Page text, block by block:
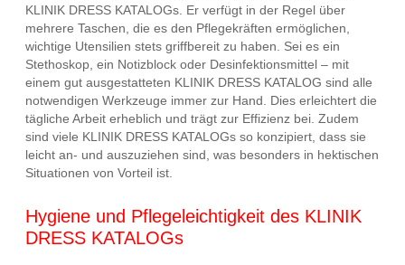
KLINIK DRESS KATALOGs. Er verfügt in der Regel über
mehrere Taschen, die es den Pflegekräften ermöglichen,
wichtige Utensilien stets griffbereit zu haben. Sei es ein
Stethoskop, ein Notizblock oder Desinfektionsmittel – mit
einem gut ausgestatteten KLINIK DRESS KATALOG sind alle
notwendigen Werkzeuge immer zur Hand. Dies erleichtert die
tägliche Arbeit erheblich und trägt zur Effizienz bei. Zudem
sind viele KLINIK DRESS KATALOGs so konzipiert, dass sie
leicht an- und auszuziehen sind, was besonders in hektischen
Situationen von Vorteil ist.
Hygiene und Pflegeleichtigkeit des KLINIK
DRESS KATALOGs